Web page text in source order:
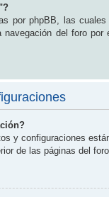
por phpBB, las
del foro
y configuraciones
de las páginas del